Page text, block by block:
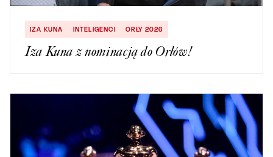
IZA KUNA INTELIGENCI ORŁY 2026
Iza Kuna z nominacją do Orłów!